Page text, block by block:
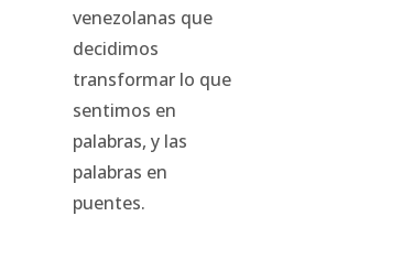
venezolanas que
decidimos
transformar lo que
sentimos en
palabras, y las
palabras en
puentes.